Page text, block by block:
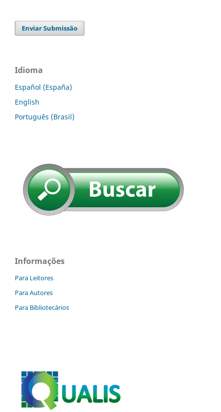
Enviar Submissão
Idioma
Español (España)
English
Português (Brasil)
Informações
Para Leitores
Para Autores
Para Bibliotecários